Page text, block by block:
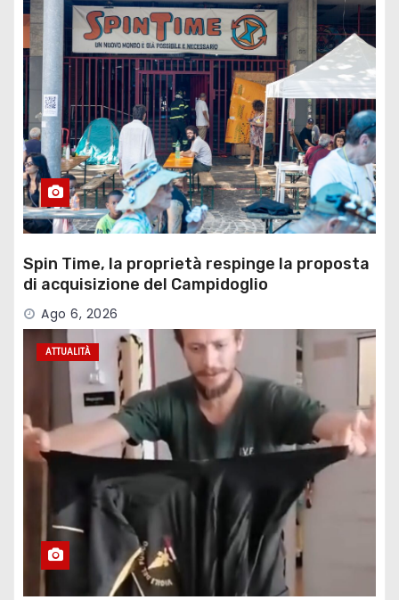
Spin Time, la proprietà respinge la proposta
di acquisizione del Campidoglio
Ago 6, 2026
ATTUALITÀ